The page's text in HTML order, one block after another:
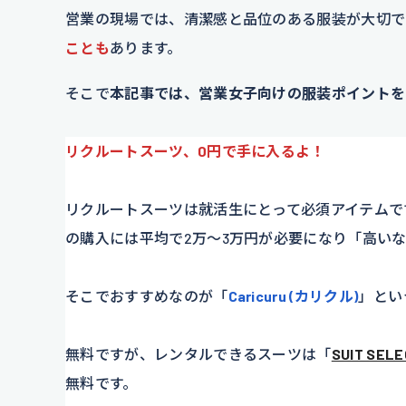
営業の現場では、清潔感と品位のある服装が大切
こともあります。
そこで本記事では、営業女子向けの服装ポイント
リクルートスーツ、0円で手に入るよ！
リクルートスーツは就活生にとって必須アイテム
の購入には平均で2万～3万円が必要になり「高い
そこでおすすめなのが「Caricuru (カリクル)」とい
無料ですが、レンタルできるスーツは「SUIT
無料です。